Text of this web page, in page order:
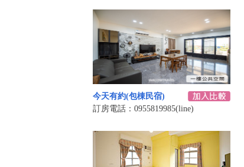
今天有約(包棟民宿)
訂房電話：0955819985(line)